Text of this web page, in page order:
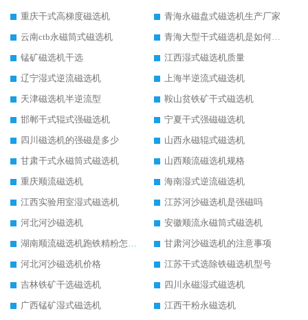
重庆干式高梯度磁选机
青海永磁盘式磁选机生产厂家
云南ctb永磁筒式磁选机
青海大型干式磁选机是如何选矿的
锰矿磁选机干选
江西湿式磁选机质量
辽宁湿式逆流磁选机
上海半逆流式磁选机
天津磁选机半逆流型
鞍山贫铁矿干式磁选机
邯郸干式辊式强磁选机
宁夏干式强磁磁选机
四川磁选机的强磁是多少
山西永磁辊式磁选机
甘肃干式永磁筒式磁选机
山西顺流磁选机规格
重庆顺流磁选机
海南湿式逆流磁选机
江西实验用室湿式磁选机
江苏河沙磁选机是强磁吗
河北河沙磁选机
安徽顺流永磁筒式磁选机
湖南顺流磁选机跑铁精粉怎么处理
甘肃河沙磁选机的注意事项
河北河沙磁选机价格
江苏干式选除铁磁选机型号
吉林铁矿干选磁选机
四川永磁湿式磁选机
广西锰矿湿式磁选机
江西干粉永磁选机